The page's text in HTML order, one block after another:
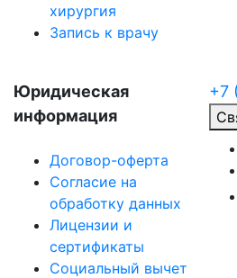
хирургия
Запись к врачу
Юридическая
информация
Договор-оферта
Согласие на
обработку данных
Лицензии и
сертификаты
Социальный вычет
+7